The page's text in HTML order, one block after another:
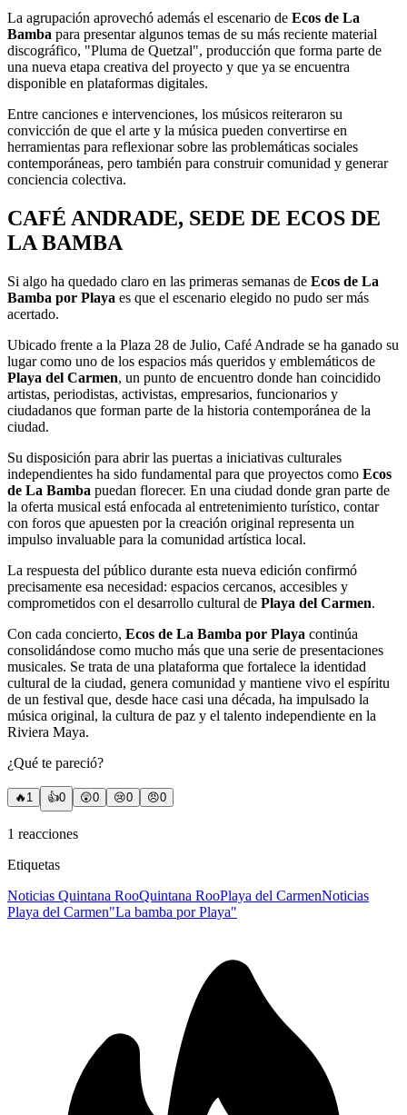
La agrupación aprovechó además el escenario de Ecos de La
Bamba para presentar algunos temas de su más reciente material
discográfico, "Pluma de Quetzal", producción que forma parte de
una nueva etapa creativa del proyecto y que ya se encuentra
disponible en plataformas digitales.
Entre canciones e intervenciones, los músicos reiteraron su
convicción de que el arte y la música pueden convertirse en
herramientas para reflexionar sobre las problemáticas sociales
contemporáneas, pero también para construir comunidad y generar
conciencia colectiva.
CAFÉ ANDRADE, SEDE DE ECOS DE
LA BAMBA
Si algo ha quedado claro en las primeras semanas de Ecos de La
Bamba por Playa es que el escenario elegido no pudo ser más
acertado.
Ubicado frente a la Plaza 28 de Julio, Café Andrade se ha ganado su
lugar como uno de los espacios más queridos y emblemáticos de
Playa del Carmen, un punto de encuentro donde han coincidido
artistas, periodistas, activistas, empresarios, funcionarios y
ciudadanos que forman parte de la historia contemporánea de la
ciudad.
Su disposición para abrir las puertas a iniciativas culturales
independientes ha sido fundamental para que proyectos como Ecos
de La Bamba puedan florecer. En una ciudad donde gran parte de
la oferta musical está enfocada al entretenimiento turístico, contar
con foros que apuesten por la creación original representa un
impulso invaluable para la comunidad artística local.
La respuesta del público durante esta nueva edición confirmó
precisamente esa necesidad: espacios cercanos, accesibles y
comprometidos con el desarrollo cultural de Playa del Carmen.
Con cada concierto, Ecos de La Bamba por Playa continúa
consolidándose como mucho más que una serie de presentaciones
musicales. Se trata de una plataforma que fortalece la identidad
cultural de la ciudad, genera comunidad y mantiene vivo el espíritu
de un festival que, desde hace casi una década, ha impulsado la
música original, la cultura de paz y el talento independiente en la
Riviera Maya.
¿Qué te pareció?
🔥 1 👍0 😲0 😢0 😠0
1 reacciones
Etiquetas
Noticias Quintana RooQuintana RooPlaya del CarmenNoticias
Playa del Carmen"La bamba por Playa"